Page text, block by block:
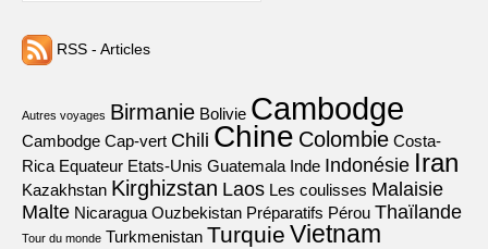
RSS - Articles
Autres voyages Birmanie Bolivie Cambodge
Cambodge Cap-vert Chili Chine Colombie Costa-
Rica Equateur Etats-Unis Guatemala Inde Indonésie Iran
Kazakhstan Kirghizstan Laos Les coulisses Malaisie
Malte Nicaragua Ouzbekistan Préparatifs Pérou Thaïlande
Tour du monde Turkmenistan Turquie Vietnam